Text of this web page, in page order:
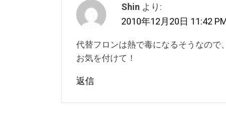
Shin より:
2010年12月20日 11:42
代替フロンは熱で毒になるそうなので
お気を付けて！
返信